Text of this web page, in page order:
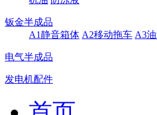
钣金半成品
A1静音箱体 A2移动拖车 A3
电气半成品
发电机配件